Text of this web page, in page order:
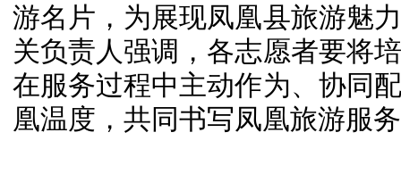
游名片，为展现凤凰县旅游魅
关负责人强调，各志愿者要将
在服务过程中主动作为、协同
凰温度，共同书写凤凰旅游服